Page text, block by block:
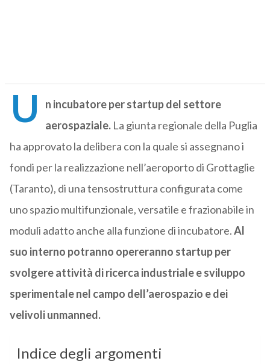
U
n incubatore per startup del settore
aerospaziale.La giunta regionale della Puglia
ha approvato la delibera con la quale si assegnano i
fondi per la realizzazione nell’aeroporto di Grottaglie
(Taranto), di una tensostruttura configurata come
uno spazio multifunzionale, versatile e frazionabile in
moduli adatto anche alla funzione di incubatore.Al
suo interno potranno opereranno startup per
svolgere attività di ricerca industriale e sviluppo
sperimentale nel campo dell’aerospazio e dei
velivoli unmanned.
Indice degli argomenti